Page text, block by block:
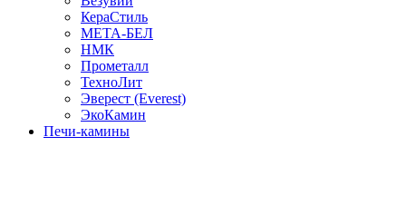
КераСтиль
МЕТА-БЕЛ
НМК
Прометалл
ТехноЛит
Эверест (Everest)
ЭкоКамин
Печи-камины